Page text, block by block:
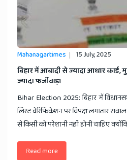
Mahanagartimes 15 July, 2025
बिहार में आबादी से ज्यादा आधार
ज्यादा फर्जीवाड़ा
Bihar Election 2025: बिहार में
लिस्ट वेरिफिकेशन पर विपक्ष लगातार
से किसी को परेशानी नहीं होनी चाहिए
Read more